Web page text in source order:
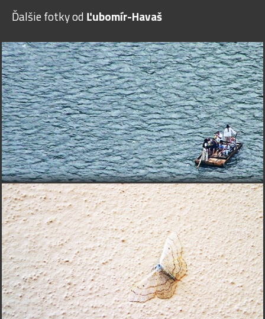
Ďalšie fotky od Ľubomír-Havaš